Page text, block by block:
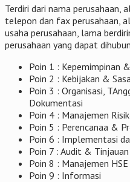
Terdiri dari nama perusahaan,
telepon dan fax perusahaan,
usaha perusahaan, lama
perusahaan yang dapat
Poin 1 : Kepemimpinan
Poin 2 : Kebijakan &
Poin 3 : Organisasi,
Dokumentasi
Poin 4 : Manajemen
Poin 5 : Perencanaa &
Poin 6 : Implementasi
Poin 7 : Audit & Tinjauan
Poin 8 : Manajemen HSE
Poin 9 : Informasi